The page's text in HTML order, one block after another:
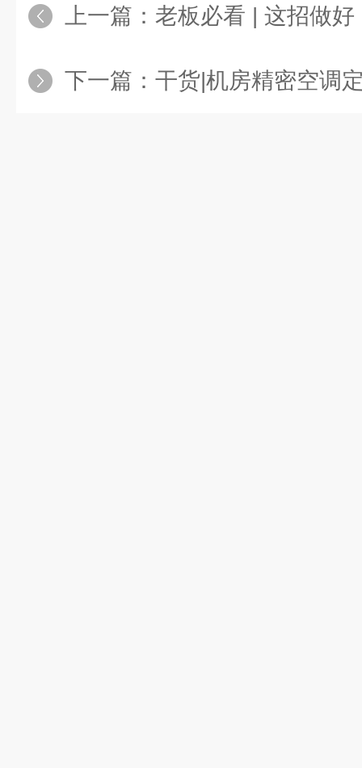
上一篇： 老板必看 | 这招做好，
下一篇： 干货|机房精密空调定期